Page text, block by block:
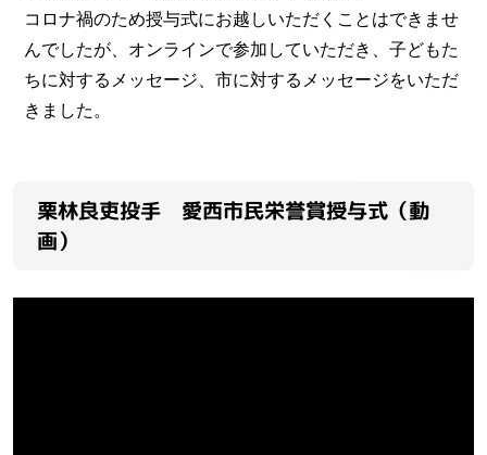
コロナ禍のため授与式にお越しいただくことはできませ
んでしたが、オンラインで参加していただき、子どもた
ちに対するメッセージ、市に対するメッセージをいただ
きました。
栗林良吏投手 愛西市民栄誉賞授与式（動
画）